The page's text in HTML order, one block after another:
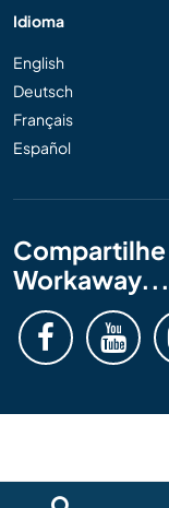
Idioma
English
Deutsch
Français
Español
Workaway...